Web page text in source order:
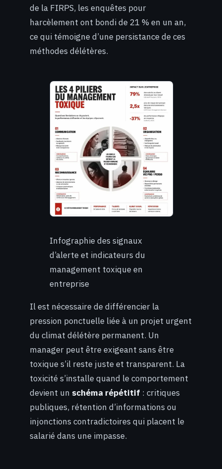
de la FIRPS, les enquêtes pour
harcèlement ont bondi de 21 % en un an,
ce qui témoigne d’une persistance de ces
méthodes délétères.
Infographie des signaux
d’alerte et indicateurs du
management toxique en
entreprise
Il est nécessaire de différencier la
pression ponctuelle liée à un projet urgent
du climat délétère permanent. Un
manager peut être exigeant sans être
toxique s’il reste juste et transparent. La
toxicité s’installe quand le comportement
devient un schéma répétitif : critiques
publiques, rétention d’informations ou
injonctions contradictoires qui placent le
salarié dans une impasse.